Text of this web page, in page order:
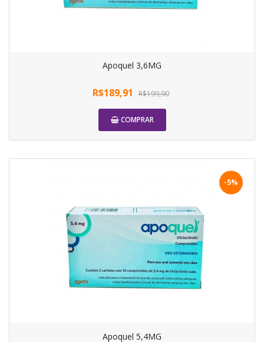
Apoquel 3,6MG
R$189,91 R$199,90
COMPRAR
-5%
Apoquel 5,4MG